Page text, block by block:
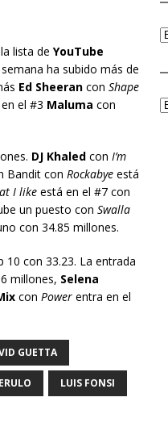
lista de YouTube
ha subido más de
Ed Sheerancon Shape
el #3 Maluma con
DJ Khaledcon I’m
Bandit con Rockabyeestá
I likeestá en el #7 con
un puesto con Swalla
con 34.85 millones.
con 33.23. La entrada
millones, Selena
con Powerentra en el
GUETTA
LUIS FONSI